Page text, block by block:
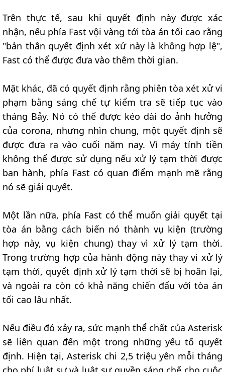
Trên thực tế, sau khi quyết định này được xác
nhận, nếu phía Fast vội vàng tới tòa án tối cao rằng
"bản thân quyết định xét xử này là không hợp lệ",
Fast có thể được đưa vào thêm thời gian.
Mặt khác, đã có quyết định rằng phiên tòa xét xử vi
phạm bằng sáng chế tự kiểm tra sẽ tiếp tục vào
tháng Bảy. Nó có thể được kéo dài do ảnh hưởng
của corona, nhưng nhìn chung, một quyết định sẽ
được đưa ra vào cuối năm nay. Vì máy tính tiền
không thể được sử dụng nếu xử lý tạm thời được
ban hành, phía Fast có quan điểm mạnh mẽ rằng
nó sẽ giải quyết.
Một lần nữa, phía Fast có thể muốn giải quyết tại
tòa án bằng cách biến nó thành vụ kiện (trường
hợp này, vụ kiện chung) thay vì xử lý tạm thời.
Trong trường hợp của hành động này thay vì xử lý
tạm thời, quyết định xử lý tạm thời sẽ bị hoãn lại,
và ngoài ra còn có khả năng chiến đấu với tòa án
tối cao lâu nhất.
Nếu điều đó xảy ra, sức mạnh thể chất của Asterisk
sẽ liên quan đến một trong những yếu tố quyết
định. Hiện tại, Asterisk chi 2,5 triệu yên mỗi tháng